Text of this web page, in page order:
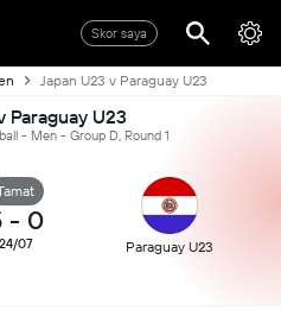
Skor saya
Japan U23 v Paraguay U23
Paraguay U23
- Men - Group D, Round 1
- 0
24/07 Paraguay U23